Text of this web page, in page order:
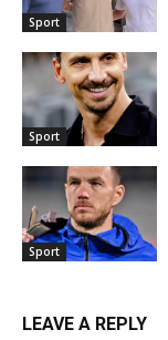
Sport
Sport
Sport
LEAVE A REPLY